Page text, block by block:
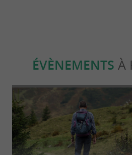
ÉVÈNEMENTS À